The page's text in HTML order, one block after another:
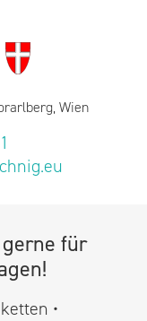
Wien
für
•